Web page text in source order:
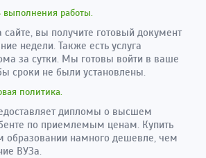
выполнения работы.
сайте, вы получите готовый документ
недели. Также есть услуга
за сутки. Мы готовы войти в ваше
сроки не были установлены.
политика.
дипломы о высшем
по приемлемым ценам. Купить
намного дешевле, чем
ВУЗа.